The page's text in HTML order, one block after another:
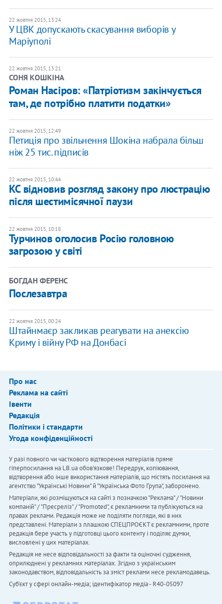
22 жовтня 2015, 13:24
У ЦВК допускають скасування виборів у
Маріуполі
22 жовтня 2015, 13:21
СОНЯ КОШКІНА
Роман Насіров: «Патріотизм закінчується
там, де потрібно платити податки»
22 жовтня 2015, 12:49
Петиція про звільнення Шокіна набрала більш
ніж 25 тис. підписів
22 жовтня 2015, 10:44
КС відновив розгляд закону про люстрацію
після шестимісячної паузи
22 жовтня 2015, 10:18
Турчинов оголосив Росію головною
загрозою у світі
БОГДАН ФЕРЕНС
Послезавтра
22 жовтня 2015, 00:24
Штайнмаєр закликав реагувати на анексію
Криму і війну РФ на Донбасі
Про нас
Реклама на сайті
Івенти
Редакція
Політики і стандарти
Угода конфіденційності
У разі повного чи часткового відтворення матеріалів пряме
гіперпосилання на LB.ua обов'язкове! Передрук, копіювання,
відтворення або інше використання матеріалів, що містять посилання на
агентство "Українськi Новини" й "Українська Фото Група", заборонено.
Матеріали, які розміщуються на сайті з позначкою "Реклама" / "Новини
компаній" / "Пресреліз" / "Promoted", є рекламними та публікуються на
правах реклами. Редакція може не поділяти погляди, які в них
представлені. Матеріали з плашкою СПЕЦПРОЄКТ є рекламними, проте
редакція бере участь у підготовці цього контенту і поділяє думки,
висловлені у цих матеріалах.
Редакція не несе відповідальності за факти та оціночні судження,
оприлюднені у рекламних матеріалах. Згідно з українським
законодавством, відповідальність за зміст реклами несе рекламодавець.
Cуб'єкт у сфері онлайн-медіа; ідентифікатор медіа - R40-05097